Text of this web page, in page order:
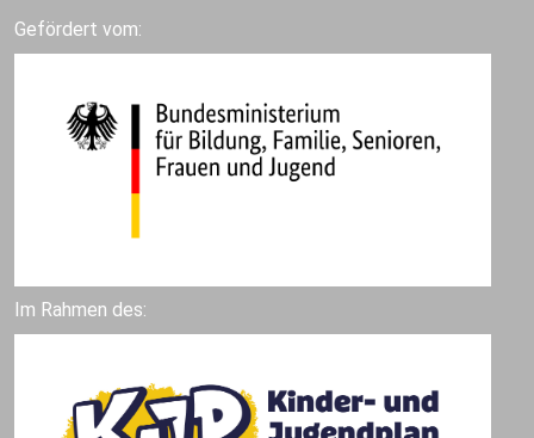
Gefördert vom:
Im Rahmen des: